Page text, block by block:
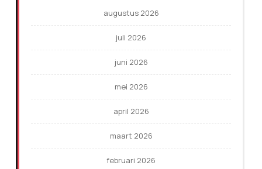
augustus 2026
juli 2026
juni 2026
mei 2026
april 2026
maart 2026
februari 2026